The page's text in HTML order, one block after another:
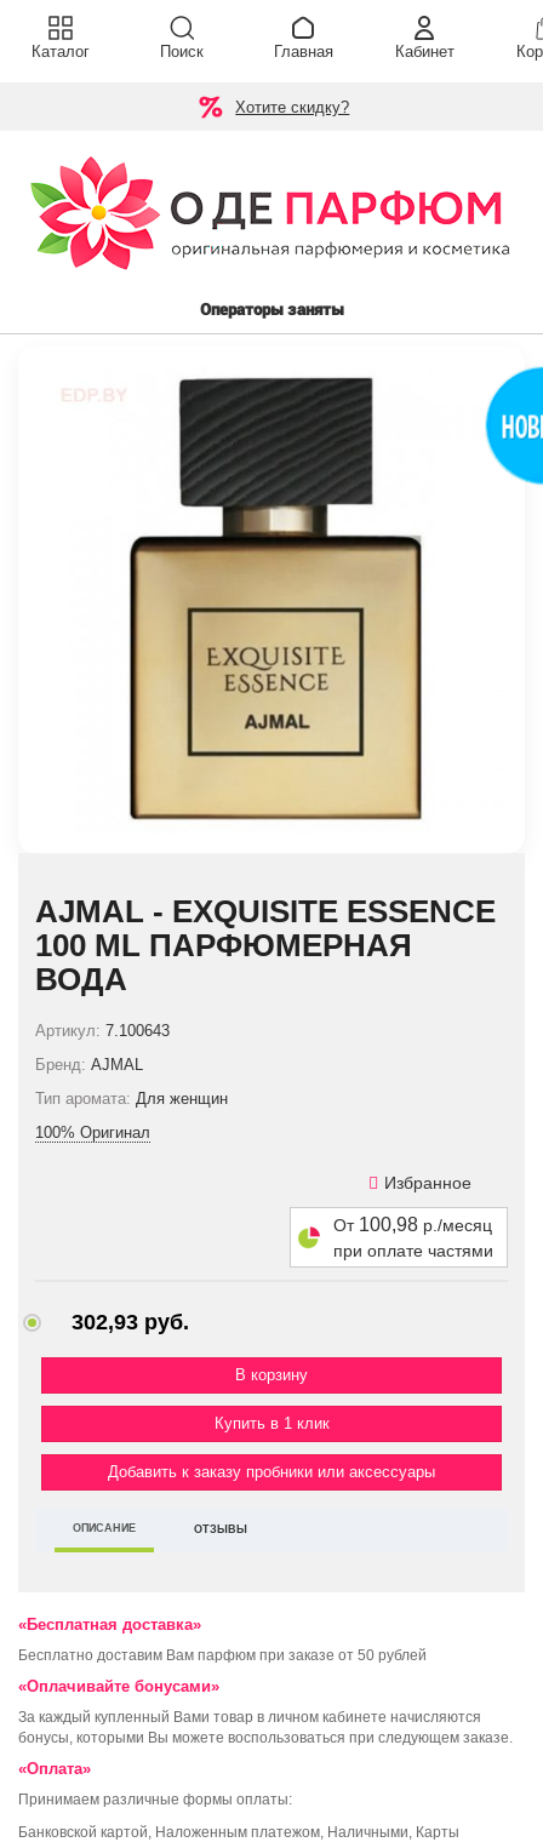
Хотите скидку?
Операторы заняты
AJMAL - EXQUISITE ESSENCE
100 ML ПАРФЮМЕРНАЯ
ВОДА
Артикул: 7.100643
Бренд: AJMAL
Тип аромата: Для женщин
100% Оригинал
Избранное
От 100,98 р./месяц
при оплате частями
302,93 руб.
Купить в 1 клик
Добавить к заказу пробники или аксессуары
ОПИСАНИЕ ОТЗЫВЫ
«Бесплатная доставка»
Бесплатно доставим Вам парфюм при заказе от 50 рублей
«Оплачивайте бонусами»
За каждый купленный Вами товар в личном кабинете начисляются
бонусы, которыми Вы можете воспользоваться при следующем заказе.
«Оплата»
Принимаем различные формы оплаты:
Банковской картой, Наложенным платежом, Наличными, Карты
Каталог Поиск Главная Кабинет